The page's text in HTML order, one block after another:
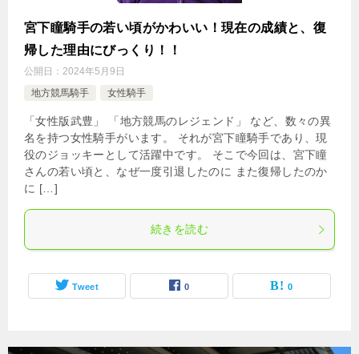
宮下瞳騎手の若い頃がかわいい！現在の成績と、復
帰した理由にびっくり！！
公開日： 2024年5月9日
地方競馬騎手
女性騎手
「女性版武豊」 「地方競馬のレジェンド」 など、数々の異
名を持つ女性騎手がいます。 それが宮下瞳騎手であり、現
役のジョッキーとして活躍中です。 そこで今回は、宮下瞳
さんの若い頃と、なぜ一度引退したのに また復帰したのか
に […]
続きを読む
Tweet 0 0